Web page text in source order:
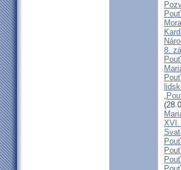
8.
XVI.